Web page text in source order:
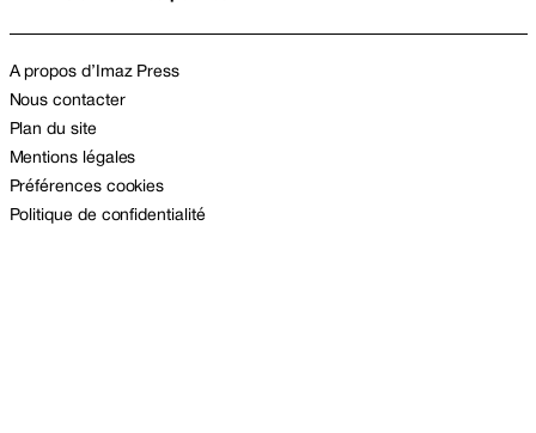
A propos d’Imaz Press
Nous contacter
Plan du site
Mentions légales
Préférences cookies
Politique de confidentialité